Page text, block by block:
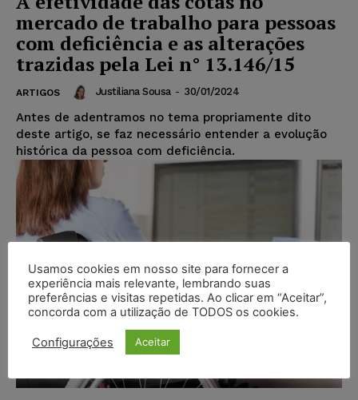
mercado de trabalho para pessoas
com deficiência e as alterações
trazidas pela Lei n° 13.146/15
ARTIGOS Justiliana Sousa - 30/01/2024
Antes de adentramos no tema propriamente dito
deste artigo, se faz necessário entender a evolução
histórica da pessoa com deficiência.
Usamos cookies em nosso site para fornecer a
experiência mais relevante, lembrando suas
preferências e visitas repetidas. Ao clicar em “Aceitar”,
concorda com a utilização de TODOS os cookies.
Configurações Aceitar